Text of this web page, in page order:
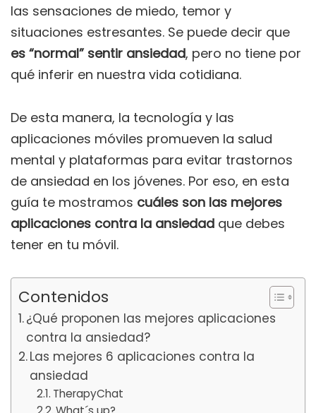
las sensaciones de miedo, temor y
situaciones estresantes. Se puede decir que
es “normal” sentir ansiedad, pero no tiene por
qué inferir en nuestra vida cotidiana.
De esta manera, la tecnología y las
aplicaciones móviles promueven la salud
mental y plataformas para evitar trastornos
de ansiedad en los jóvenes. Por eso, en esta
guía te mostramos cuáles son las mejores
aplicaciones contra la ansiedad que debes
tener en tu móvil.
Contenidos
¿Qué proponen las mejores aplicaciones
contra la ansiedad?
Las mejores 6 aplicaciones contra la
ansiedad
TherapyChat